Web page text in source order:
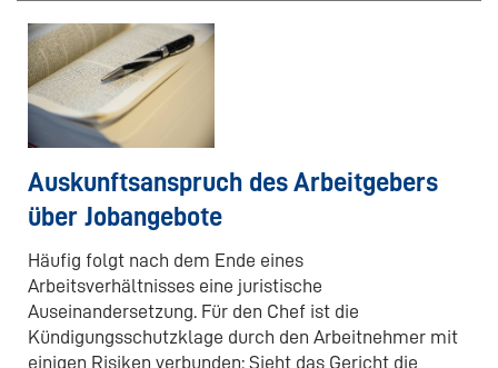
Auskunftsanspruch des Arbeitgebers
über Jobangebote
Häufig folgt nach dem Ende eines
Arbeitsverhältnisses eine juristische
Auseinandersetzung. Für den Chef ist die
Kündigungsschutzklage durch den Arbeitnehmer mit
einigen Risiken verbunden: Sieht das Gericht die